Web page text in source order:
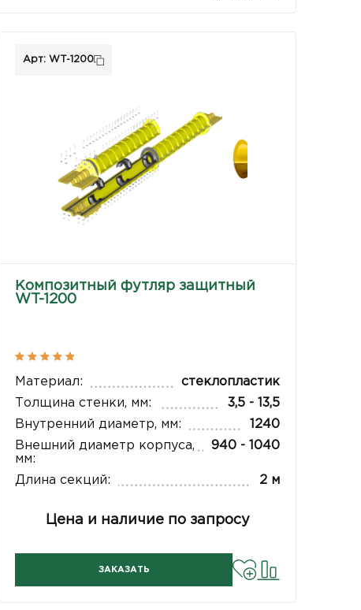
Арт: WT-1200
Композитный футляр защитный
WT-1200
Материал:
стеклопластик
Толщина стенки, мм:
3,5 - 13,5
Внутренний диаметр, мм:
1240
Внешний диаметр корпуса,
мм:
940 - 1040
Длина секций: 2 м
Цена и наличие по запросу
ЗАКАЗАТЬ